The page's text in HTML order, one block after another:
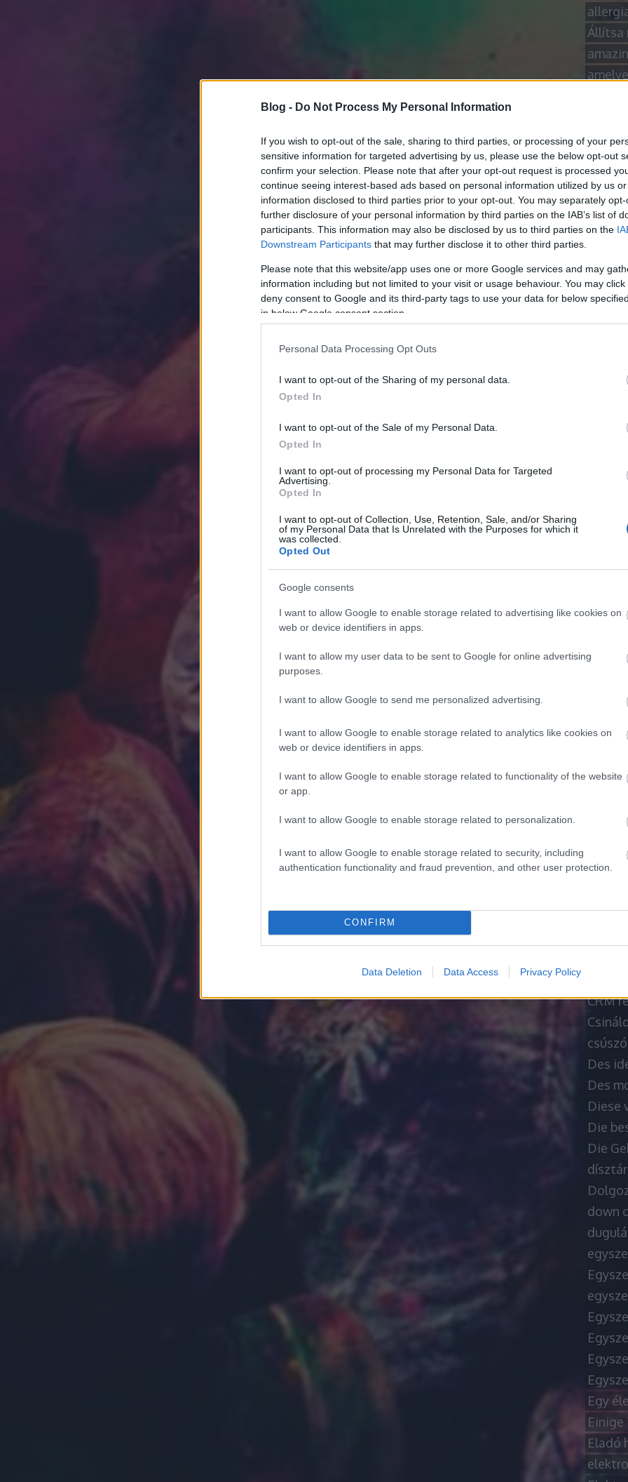
Blog - Do Not Process My Personal Information
If you wish to opt-out of the sale, sharing to third parties, or processing of your
sensitive information for targeted advertising by us, please use the below opt-out
confirm your selection. Please note that after your opt-out request is processed
continue seeing interest-based ads based on personal information utilized by us
information disclosed to third parties prior to your opt-out. You may separately
further disclosure of your personal information by third parties on the IAB’s list of
participants. This information may also be disclosed by us to third parties on the
Downstream Participants that may further disclose it to other third parties.
Please note that this website/app uses one or more Google services and may
information including but not limited to your visit or usage behaviour. You may
deny consent to Google and its third-party tags to use your data for below
in below Google consent section.
Personal Data Processing Opt Outs
I want to opt-out of the Sharing of my personal data.
Opted In
I want to opt-out of the Sale of my Personal Data.
Opted In
I want to opt-out of processing my Personal Data for Targeted
Advertising.
Opted In
I want to opt-out of Collection, Use, Retention, Sale, and/or Sharing
of my Personal Data that Is Unrelated with the Purposes for which it
was collected.
Opted Out
Google consents
I want to allow Google to enable storage related to advertising like cookies on
web or device identifiers in apps.
I want to allow my user data to be sent to Google for online advertising
purposes.
I want to allow Google to send me personalized advertising.
I want to allow Google to enable storage related to analytics like cookies on
web or device identifiers in apps.
I want to allow Google to enable storage related to functionality of the website
or app.
I want to allow Google to enable storage related to personalization.
I want to allow Google to enable storage related to security, including
authentication functionality and fraud prevention, and other user protection.
CONFIRM
Data Deletion Data Access Privacy Policy
Állítsa
Amit
Amit
Apple
asztali
Az
Az
Az
Az
A 10
A
A
A
A
A
A
A
A
A
A
A
a
A
A
A
bárpult
bősz
CRM
Des
Des
Diese
Die
Die
down
Egy
Einige
Eladó